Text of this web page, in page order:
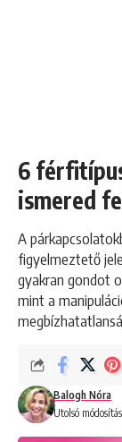
6
ismered
A
figyelmeztető
gyakran gondot
mint a
Utolsó
Balogh Nóra